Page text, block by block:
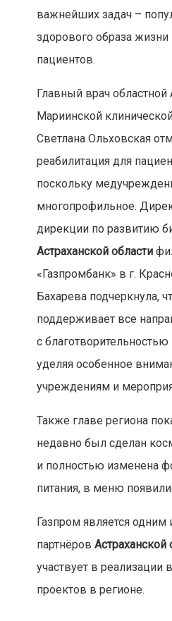
важнейших задач –
здорового образа
пациентов.
Главный врач
Мариинской
Светлана Ольховская
реабилитация для
поскольку
многопрофильное.
дирекции по развитию
Астраханской области
«Газпромбанк» в г.
Бахарева подчеркнула,
поддерживает все
с
уделяя особенное
учреждениям и
Также главе региона
недавно был сделан
и полностью изменена
питания, в меню
Газпром является одним
партнёров Астраханской
участвует в
проектов в регионе.